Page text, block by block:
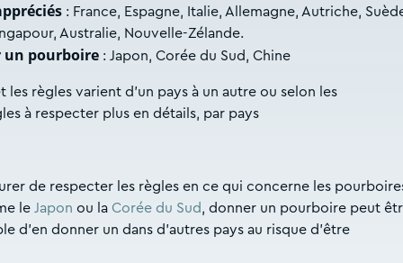
: France, Espagne, Italie, Allemagne, Autriche,
Australie, Nouvelle-Zélande.
un pourboire : Japon, Corée du Sud, Chine
règles varient d’un pays à un autre ou selon les
à respecter plus en détails, par pays
de respecter les règles en ce qui concerne les
le Japon ou la Corée du Sud, donner un pourboire peut
d’en donner un dans d’autres pays au risque d’être